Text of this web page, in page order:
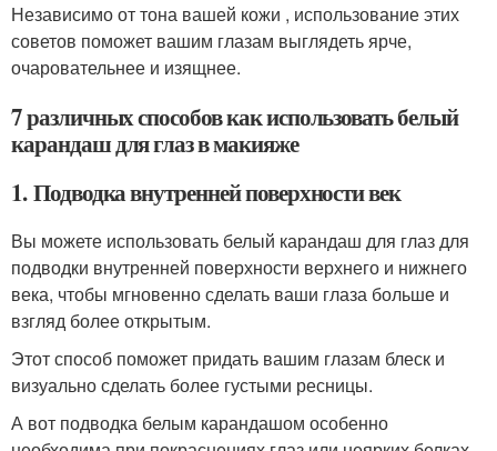
Независимо от тона вашей кожи , использование этих
советов поможет вашим глазам выглядеть ярче,
очаровательнее и изящнее.
7 различных способов как использовать белый
карандаш для глаз в макияже
1. Подводка внутренней поверхности век
Вы можете использовать белый карандаш для глаз для
подводки внутренней поверхности верхнего и нижнего
века, чтобы мгновенно сделать ваши глаза больше и
взгляд более открытым.
Этот способ поможет придать вашим глазам блеск и
визуально сделать более густыми ресницы.
А вот подводка белым карандашом особенно